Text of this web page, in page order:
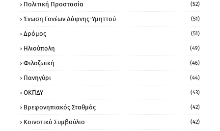
Πολιτική Προστασία (52)
Ένωση Γονέων Δάφνης-Υμηττού (51)
Δρόμος (51)
Ηλιούπολη (49)
Φιλοζωική (46)
Πανηγύρι (44)
ΟΚΠΔΥ (43)
Βρεφονηπιακός Σταθμός (42)
Κοινοτικό Συμβούλιο (42)